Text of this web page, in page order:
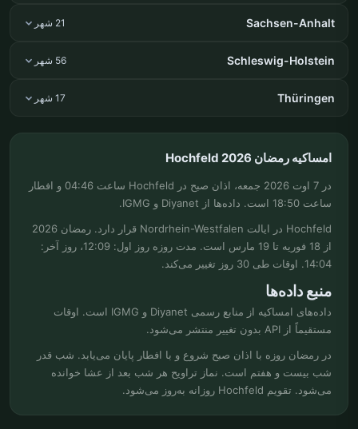
Sachsen-Anhalt 21 شهر
Schleswig-Holstein 56 شهر
Thüringen 17 شهر
امساکیه رمضان Hochfeld 2026
در 7 اوت 2026 جمعه، اذان صبح در Hochfeld ساعت 04:46 و افطار
ساعت 18:50 است. داده‌ها از Diyanet و IGMG.
Hochfeld در ایالت Nordrhein-Westfalen قرار دارد. رمضان 2026
از 18 فوریه تا 19 مارس است. مدت روزه روز اول: 12:09، روز آخر:
14:04. اوقات طی 30 روز تغییر می‌کند.
منبع داده‌ها
داده‌های امساکیه از منابع رسمی Diyanet و IGMG است. اوقات
مستقیماً از API بدون تغییر منتشر می‌شود.
در رمضان روزه با اذان صبح شروع و با افطار پایان می‌یابد. شب قدر
شب بیست و هفتم است. نماز تراویح هر شب بعد از عشا خوانده
می‌شود. تقویم Hochfeld روزانه به‌روز می‌شود.